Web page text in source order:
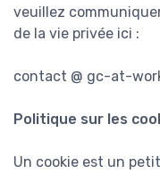
veuillez
de la vie privée ici :
contact @ gc-at-
Politique sur les
Un cookie est un